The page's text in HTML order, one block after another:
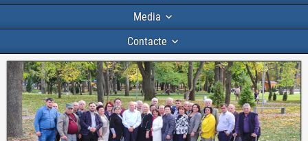
Media
Contacte